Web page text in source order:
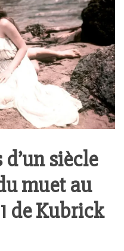
d’un siècle
muet au
de Kubrick